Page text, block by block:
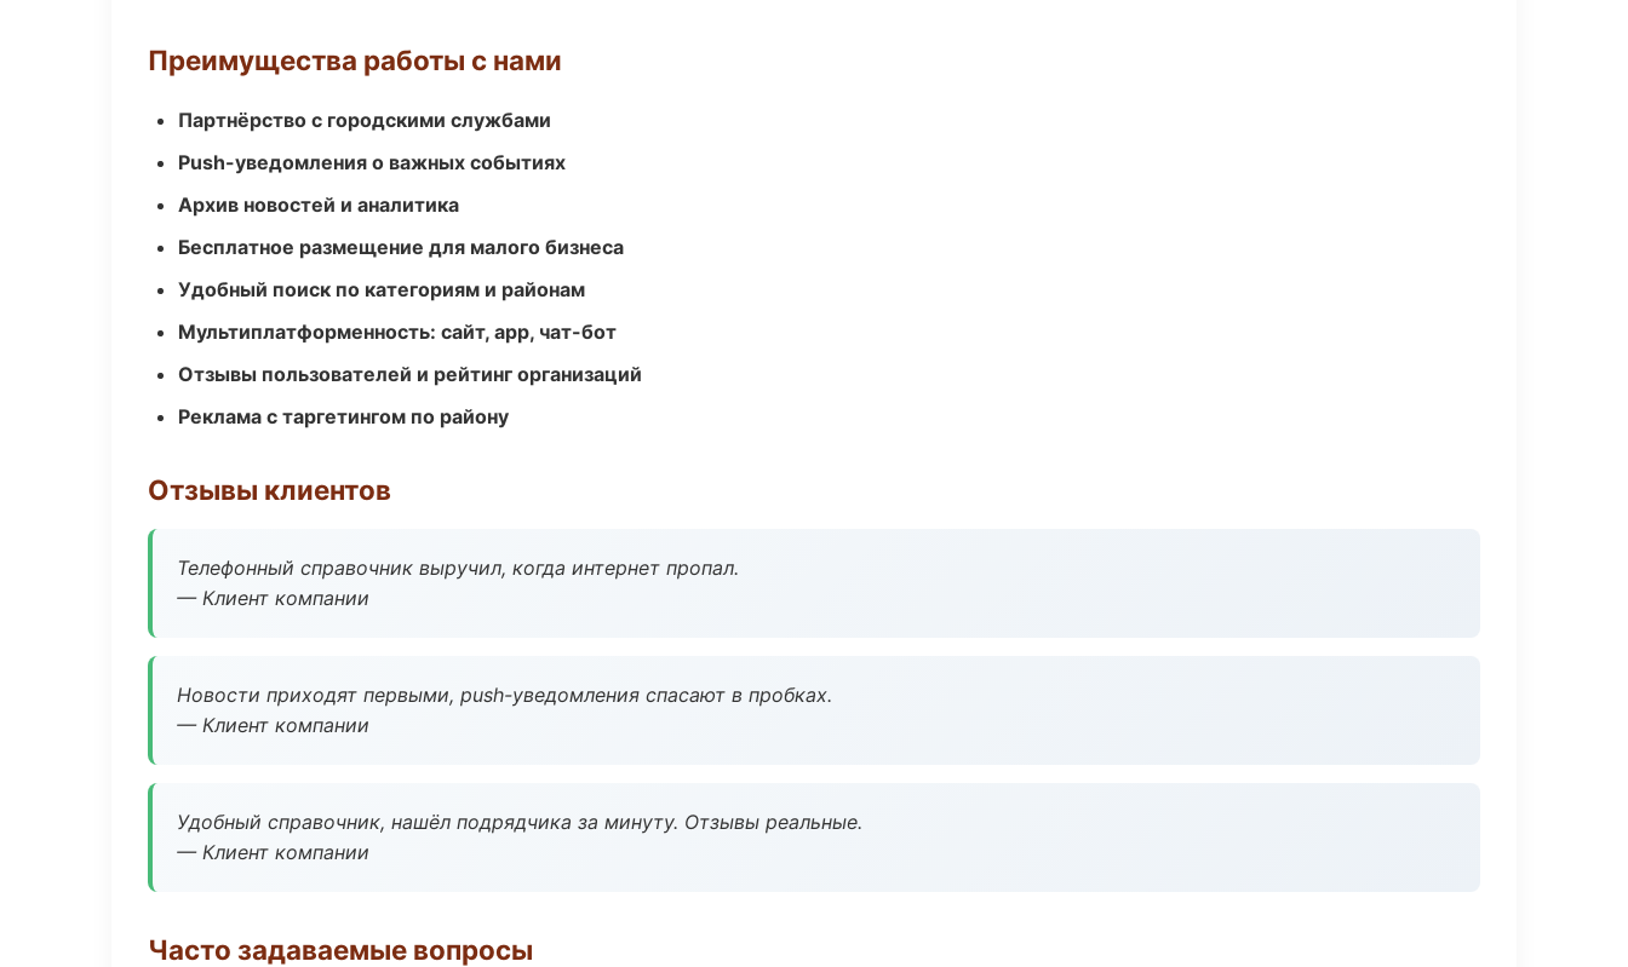
Преимущества работы с нами
Партнёрство с городскими службами
Push-уведомления о важных событиях
Архив новостей и аналитика
Бесплатное размещение для малого бизнеса
Удобный поиск по категориям и районам
Мультиплатформенность: сайт, app, чат-бот
Отзывы пользователей и рейтинг организаций
Реклама с таргетингом по району
Отзывы клиентов
Телефонный справочник выручил, когда интернет пропал.
— Клиент компании
Новости приходят первыми, push-уведомления спасают в пробках.
— Клиент компании
Удобный справочник, нашёл подрядчика за минуту. Отзывы реальные.
— Клиент компании
Часто задаваемые вопросы